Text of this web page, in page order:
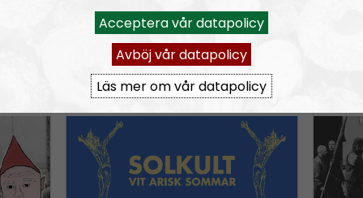
k
e
y
s
o
Avsnitt 2025-12-31
URKULT #21:Vit arisk sommar
Acceptera vår datapolicy
Avböj vår datapolicy
Läs mer om vår datapolicy